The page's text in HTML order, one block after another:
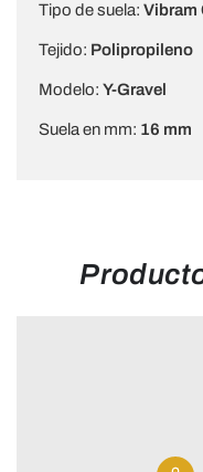
Tipo de suela: Vibram
Tejido: Polipropileno
Modelo: Y-Gravel
Suela en mm: 16 mm